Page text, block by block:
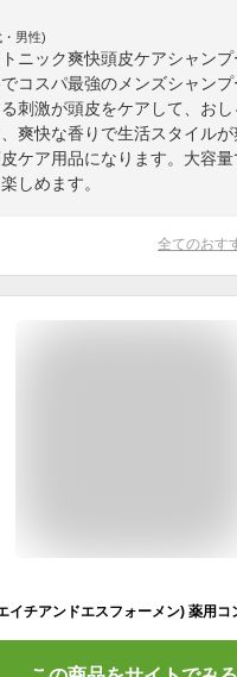
男性)
ニック爽快頭皮ケアシャン
コスパ最強のメンズシャンプ
刺激が頭皮をケアして、おし
爽快な香りで生活スタイル
ケア用品になります。大容
しめます。
全てのおす